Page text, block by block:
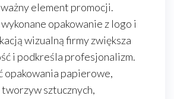
element promocji.
opakowanie z logo i
wizualną firmy zwiększa
i podkreśla profesjonalizm.
opakowania papierowe,
sztucznych,